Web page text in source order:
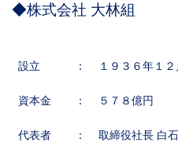
◆株式会社 大林組
設立 ： １９３６年１２
資本金 ： ５７８億円
代表者 ： 取締役社長 白